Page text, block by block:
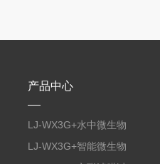
产品中心
LJ-WX3G+水中微生物
膜过滤装置
LJ-WX3G+智能微生物